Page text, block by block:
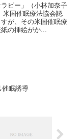
ピー」（小林加奈子
米国催眠療法協会認
が、その米国催眠療
の挿絵がか...
催眠誘導